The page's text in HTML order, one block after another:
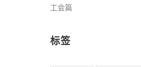
工会篇
标签